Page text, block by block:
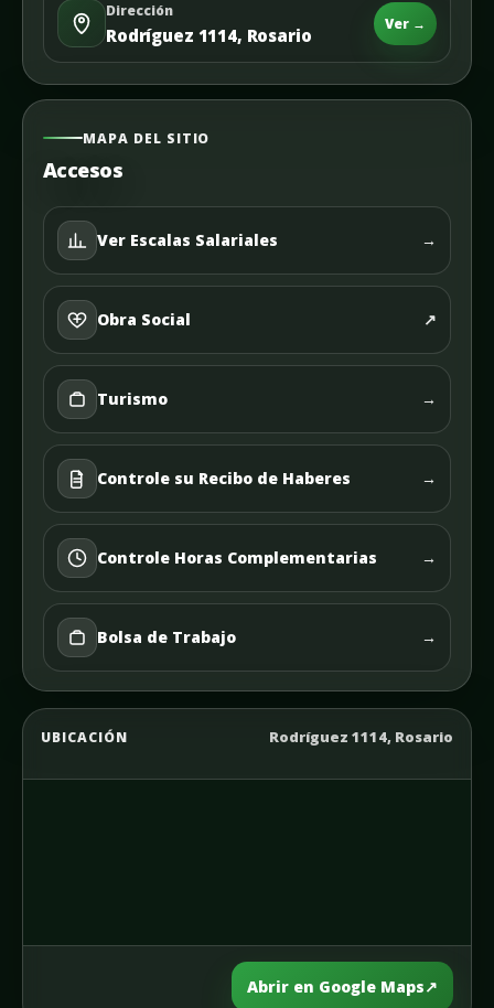
Dirección
Rodríguez 1114, Rosario
Ver →
MAPA DEL SITIO
Accesos
Ver Escalas Salariales →
Obra Social ↗
Turismo →
Controle su Recibo de Haberes →
Controle Horas Complementarias →
Bolsa de Trabajo →
UBICACIÓN Rodríguez 1114, Rosario
Abrir en Google Maps↗